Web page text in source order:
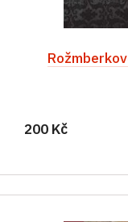
200 Kč